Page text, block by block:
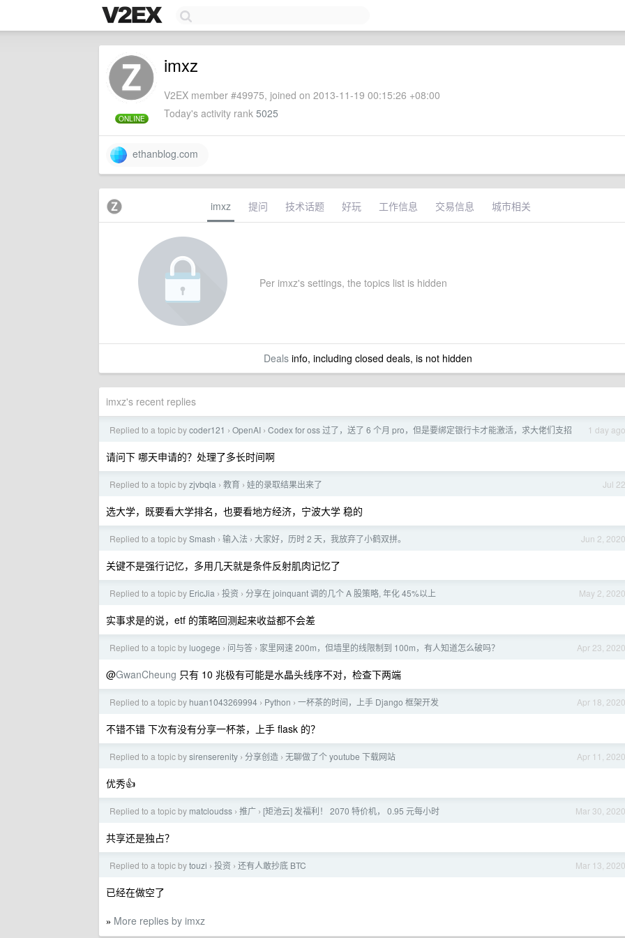
ONLINE
imxz
V2EX member #49975, joined on 2013-11-19 00:15:26 +08:00
Today's activity rank 5025
ethanblog.com
imxz 提问 技术话题 好玩 工作信息 交易信息 城市相关
Per imxz's settings, the topics list is hidden
Dealsinfo, including closed deals, is not hidden
imxz's recent replies
1 day ago
Replied to a topic bycoder121 › OpenAI › Codex for oss 过了，送了 6 个月 pro，但是要绑定银行卡才能激活，求大佬们支招
请问下 哪天申请的？处理了多长时间啊
Jul 22
Replied to a topic byzjvbqla › 教育 › 娃的录取结果出来了
选大学，既要看大学排名，也要看地方经济，宁波大学 稳的
Jun 2, 2020
Replied to a topic bySmash › 输入法 › 大家好，历时 2 天，我放弃了小鹤双拼。
关键不是强行记忆，多用几天就是条件反射肌肉记忆了
May 2, 2020
Replied to a topic by EricJia › 投资 › 分享在 joinquant 调的几个 A 股策略, 年化 45%以上
实事求是的说，etf 的策略回测起来收益都不会差
Apr 23, 2020
Replied to a topic by luogege › 问与答 › 家里网速 200m，但墙里的线限制到 100m，有人知道怎么破吗？
@GwanCheung 只有 10 兆极有可能是水晶头线序不对，检查下两端
Apr 18, 2020
Replied to a topic by huan1043269994 › Python › 一杯茶的时间，上手 Django 框架开发
不错不错 下次有没有分享一杯茶，上手 flask 的？
Apr 11, 2020
Replied to a topic bysirenserenity › 分享创造 › 无聊做了个 youtube 下载网站
优秀👍
Mar 30, 2020
Replied to a topic by matcloudss › 推广 › [矩池云] 发福利！ 2070 特价机， 0.95 元每小时
共享还是独占？
Mar 13, 2020
Replied to a topic bytouzi › 投资 › 还有人敢抄底 BTC
已经在做空了
» More replies by imxz